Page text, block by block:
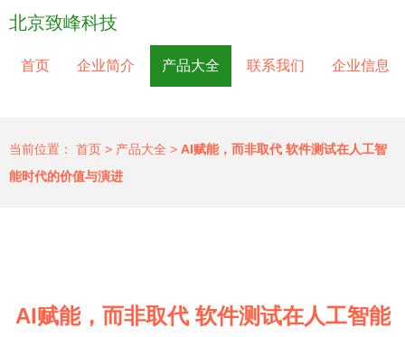
北京致峰科技
首页 企业简介 产品大全 联系我们 企业信息
当前位置： 首页 > 产品大全 > AI赋能，而非取代 软件测试在人工智
能时代的价值与演进
AI赋能，而非取代 软件测试在人工智能